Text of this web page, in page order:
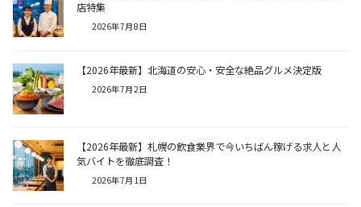
店特集
2026年7月8日
【2026年最新】北海道の安心・安全な絶品グルメ決定版
2026年7月2日
【2026年最新】札幌の飲食業界で今いちばん稼げる求人と人
気バイトを徹底調査！
2026年7月1日